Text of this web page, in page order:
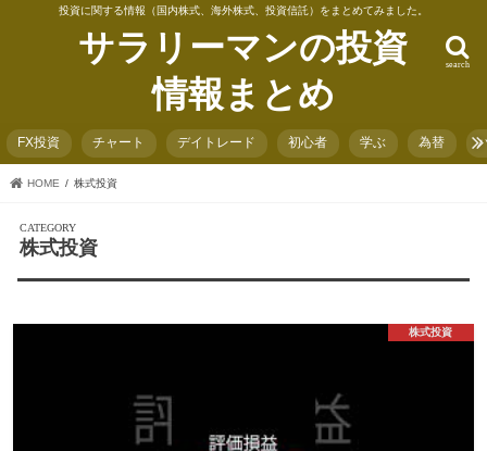
投資に関する情報（国内株式、海外株式、投資信託）をまとめてみました。
サラリーマンの投資
情報まとめ
search
FX投資 チャート デイトレード 初心者 学ぶ 為替
HOME 株式投資
株式投資
株式投資